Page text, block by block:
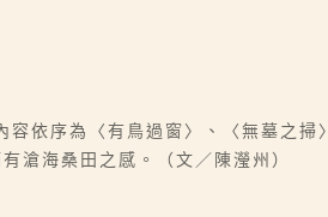
依序為〈有鳥過窗〉、〈無墓之
滄海桑田之感。（文／陳瀅州）